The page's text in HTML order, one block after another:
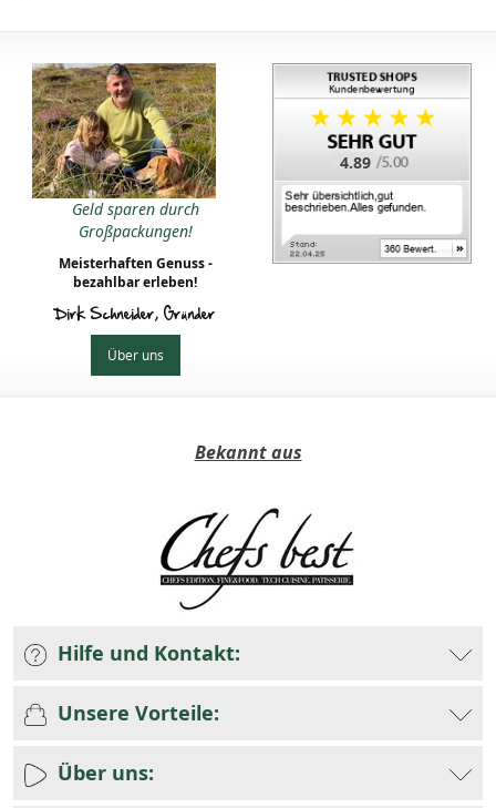
Geld sparen durch
Großpackungen!
Meisterhaften Genuss -
bezahlbar erleben!
Dirk Schneider, Gründer
Über uns
4.89
Bekannt aus
Hilfe und Kontakt:
Unsere Vorteile:
Über uns: